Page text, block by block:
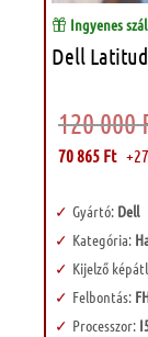
Ingyenes
Dell
120 000
70 865 Ft
Gyártó:Dell
Kategória:
Kijelző
Felbontás:
Processzor: